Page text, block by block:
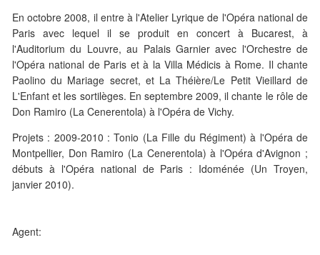
En octobre 2008, il entre à l'Atelier Lyrique de l'Opéra national de
Paris avec lequel il se produit en concert à Bucarest, à
l'Auditorium du Louvre, au Palais Garnier avec l'Orchestre de
l'Opéra national de Paris et à la Villa Médicis à Rome. Il chante
Paolino du Mariage secret, et La Théière/Le Petit Vieillard de
L'Enfant et les sortilèges. En septembre 2009, il chante le rôle de
Don Ramiro (La Cenerentola) à l'Opéra de Vichy.
Projets : 2009-2010 : Tonio (La Fille du Régiment) à l'Opéra de
Montpellier, Don Ramiro (La Cenerentola) à l'Opéra d'Avignon ;
débuts à l'Opéra national de Paris : Idoménée (Un Troyen,
janvier 2010).
Agent: